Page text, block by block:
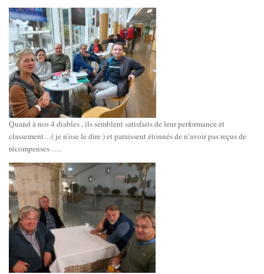
Quand à nos 4 diables , ils semblent satisfaits de leur performance et
classement…( je n’ose le dire ) et paraissent étonnés de n’avoir pas reçus de
récompenses ….